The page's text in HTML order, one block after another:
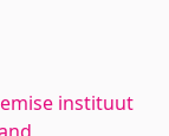
instituut